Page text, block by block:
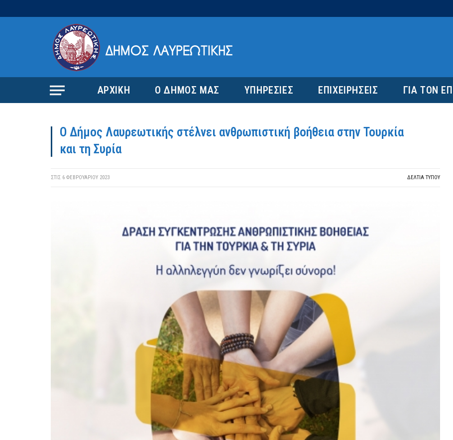
ΑΡΧΙΚΗ Ο ΔΗΜΟΣ ΜΑΣ ΥΠΗΡΕΣΙΕΣ ΕΠΙΧΕΙΡΗΣΕΙΣ ΓΙΑ ΤΟΝ
O Δήμος Λαυρεωτικής στέλνει ανθρωπιστική βοήθεια στην Τουρκία
και τη Συρία
ΣΤΙΣ 6 ΦΕΒΡΟΥΑΡΊΟΥ 2023 ΔΕΛΤΙΑ ΤΥΠΟΥ